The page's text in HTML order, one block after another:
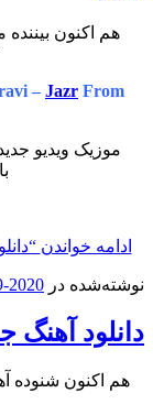
هم اکنون بیننده
– Jazr From
موزیک ویدیو
ادامه خواندن
نوشته‌شده در 2020-09-21
دانلود
هم اکنون شنوده